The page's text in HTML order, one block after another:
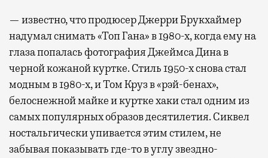
— известно, что продюсер Джерри Брукхаймер
надумал снимать «Топ Гана» в 1980-х, когда ему на
глаза попалась фотография Джеймса Дина в
черной кожаной куртке. Стиль 1950-х снова стал
модным в 1980-х, и Том Круз в «рэй-бенах»,
белоснежной майке и куртке хаки стал одним из
самых популярных образов десятилетия. Сиквел
ностальгически упивается этим стилем, не
забывая показывать где-то в углу звездно-